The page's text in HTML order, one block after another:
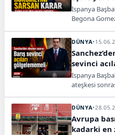
İspanya
Begona
Gomez’e
DÜNYA•
sevinci
İspanya
ateşkesi
dedi.
DÜNYA•
Avrupa
kadarki en